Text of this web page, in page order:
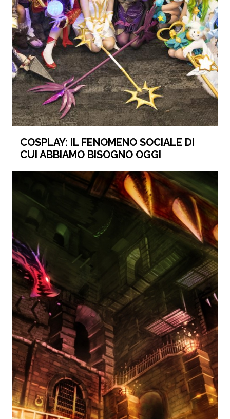
COSPLAY: IL FENOMENO SOCIALE DI
CUI ABBIAMO BISOGNO OGGI